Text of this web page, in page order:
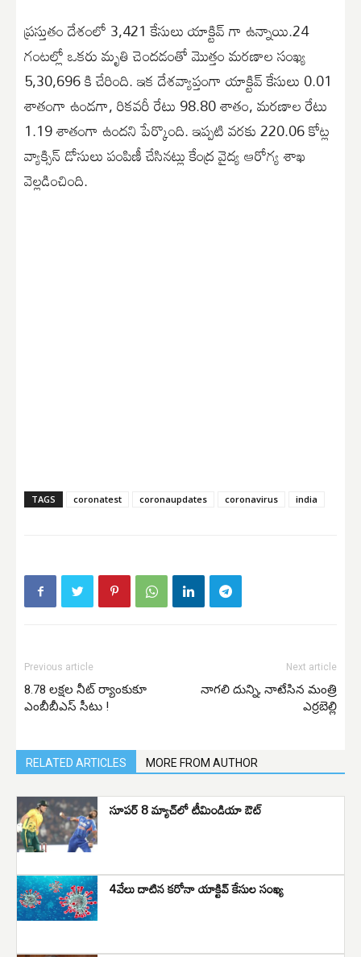
ప్రస్తుతం దేశంలో 3,421 కేసులు యాక్టివ్ గా ఉన్నాయి.24
గంటల్లో ఒకరు మృతి చెందడంతో మొత్తం మరణాల సంఖ్య
5,30,696 కి చేరింది. ఇక దేశవ్యాప్తంగా యాక్టివ్ కేసులు 0.01
శాతంగా ఉండగా, రికవరీ రేటు 98.80 శాతం, మరణాల రేటు
1.19 శాతంగా ఉందని పేర్కొంది. ఇప్పటి వరకు 220.06 కోట్ల
వ్యాక్సిన్ డోసులు పంపిణీ చేసినట్లు కేంద్ర వైద్య ఆరోగ్య శాఖ
వెల్లడించింది.
TAGS coronatest coronaupdates coronavirus india
Previous article
8.78 లక్షల నీట్‌ ర్యాంకుకూ
ఎంబీబీఎస్‌ సీటు !
Next article
నాగలి దున్ని, నాటేసిన మంత్రి
ఎర్రబెల్లి
RELATED ARTICLES MORE FROM AUTHOR
సూపర్ 8 మ్యాచ్‌లో టీమిండియా ఔట్
4వేలు దాటిన కరోనా యాక్టివ్ కేసుల సంఖ్య